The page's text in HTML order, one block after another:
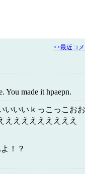
>>最近コ
You made it hpaepn.
いいいｋっこっこお
えええええええええ
！？